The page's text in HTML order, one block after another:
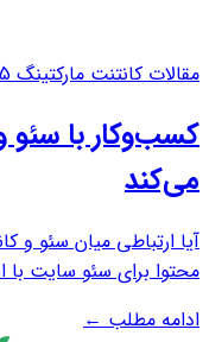
مقالات کانتنت مارکتینگ05
کسب‌وکار با سئو
می‌کند
آیا ارتباطی میان سئو و
محتوا برای سئو سایت با
زیباترین وبسایت جهان
ادامه مطلب←